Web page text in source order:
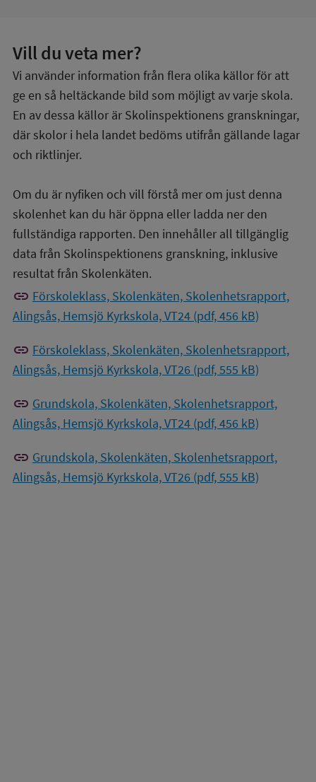
Vill du veta mer?
Vi använder information från flera olika källor för att
ge en så heltäckande bild som möjligt av varje skola.
En av dessa källor är Skolinspektionens granskningar,
där skolor i hela landet bedöms utifrån gällande lagar
och riktlinjer.
Om du är nyfiken och vill förstå mer om just denna
skolenhet kan du här öppna eller ladda ner den
fullständiga rapporten. Den innehåller all tillgänglig
data från Skolinspektionens granskning, inklusive
resultat från Skolenkäten.
link Förskoleklass, Skolenkäten, Skolenhetsrapport,
Alingsås, Hemsjö Kyrkskola, VT24 (pdf, 456 kB)
link Förskoleklass, Skolenkäten, Skolenhetsrapport,
Alingsås, Hemsjö Kyrkskola, VT26 (pdf, 555 kB)
link Grundskola, Skolenkäten, Skolenhetsrapport,
Alingsås, Hemsjö Kyrkskola, VT24 (pdf, 456 kB)
link Grundskola, Skolenkäten, Skolenhetsrapport,
Alingsås, Hemsjö Kyrkskola, VT26 (pdf, 555 kB)